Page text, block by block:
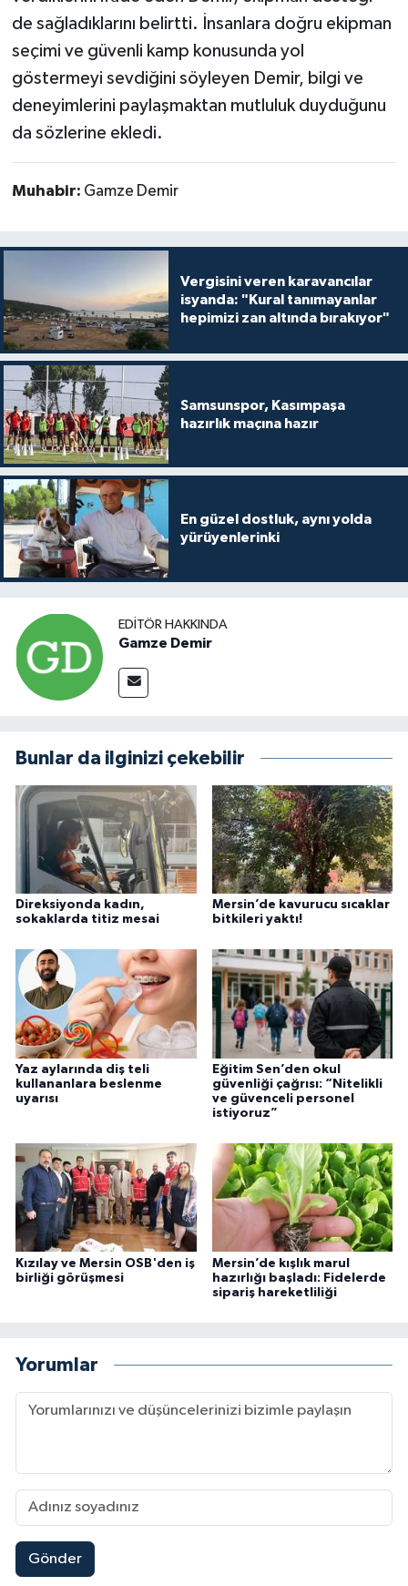
de sağladıklarını belirtti. İnsanlara doğru ekipman
seçimi ve güvenli kamp konusunda yol
göstermeyi sevdiğini söyleyen Demir, bilgi ve
deneyimlerini paylaşmaktan mutluluk duyduğunu
da sözlerine ekledi.
Muhabir: Gamze Demir
Vergisini veren karavancılar
isyanda: "Kural tanımayanlar
hepimizi zan altında bırakıyor"
Samsunspor, Kasımpaşa
hazırlık maçına hazır
En güzel dostluk, aynı yolda
yürüyenlerinki
EDITÖR HAKKINDA
Gamze Demir
Bunlar da ilginizi çekebilir
Direksiyonda kadın,
sokaklarda titiz mesai
Mersin’de kavurucu sıcaklar
bitkileri yaktı!
Yaz aylarında diş teli
kullananlara beslenme
uyarısı
Eğitim Sen’den okul
güvenliği çağrısı: “Nitelikli
ve güvenceli personel
istiyoruz”
Kızılay ve Mersin OSB'den iş
birliği görüşmesi
Mersin’de kışlık marul
hazırlığı başladı: Fidelerde
sipariş hareketliliği
Yorumlar
Gönder